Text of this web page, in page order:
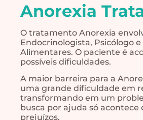
Anorexia
O tratamento Anorexia
Endocrinologista, Psicólogo
Alimentares. O paciente é
possíveis dificuldades.
A maior barreira para a
uma grande dificuldade em
transformando em um
busca por ajuda só
prejuízos.